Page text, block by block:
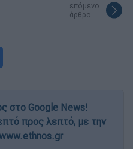
επόμενο
άρθρο
στο Google News!
προς λεπτό, με την